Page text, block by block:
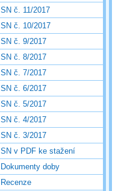
SN č. 11/2017
SN č. 10/2017
SN č. 9/2017
SN č. 8/2017
SN č. 7/2017
SN č. 6/2017
SN č. 5/2017
SN č. 4/2017
SN č. 3/2017
SN v PDF ke stažení
Dokumenty doby
Recenze